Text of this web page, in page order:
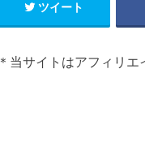
ツイート
＊当サイトはアフィリエ